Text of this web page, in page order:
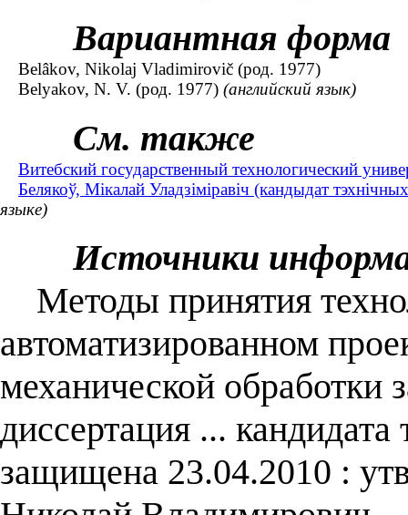
Вариантная форма
Belâkov, Nikolaj Vladimirovič (род. 1977)
Belyakov, N. V. (род. 1977) (английский язык)
См. также
Витебский государственный технологический
Белякоў, Мікалай Уладзіміравіч (кандыдат
языке)
Источники
Методы принятия
автоматизированном
механической обработки
диссертация ...
защищена 23.04.2010 :